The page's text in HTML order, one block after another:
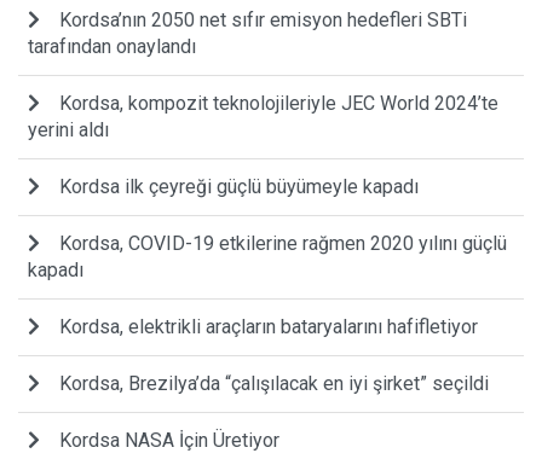
Kordsa’nın 2050 net sıfır emisyon hedefleri SBTi
tarafından onaylandı
Kordsa, kompozit teknolojileriyle JEC World 2024’te
yerini aldı
Kordsa ilk çeyreği güçlü büyümeyle kapadı
Kordsa, COVID-19 etkilerine rağmen 2020 yılını güçlü
kapadı
Kordsa, elektrikli araçların bataryalarını hafifletiyor
Kordsa, Brezilya’da “çalışılacak en iyi şirket” seçildi
Kordsa NASA İçin Üretiyor